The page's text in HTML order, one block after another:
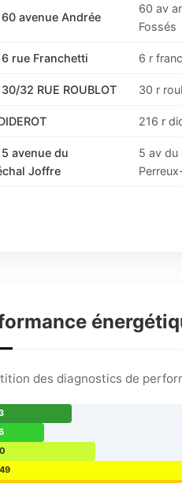
60 avenue Andrée
60 av
Fossés
6 rue Franchetti 6 r
32 RUE ROUBLOT 30 r
216 r
5 avenue du
Joffre
5 av du
des diagnostics de